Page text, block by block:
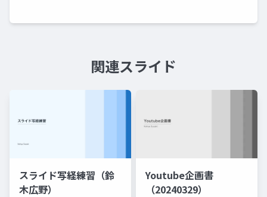
関連スライド
スライド写経練習（鈴
木広野）
Youtube企画書
（20240329）